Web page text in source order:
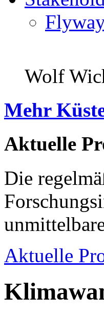
Wolf
Mehr
Aktuelle
Die
Aktuelle